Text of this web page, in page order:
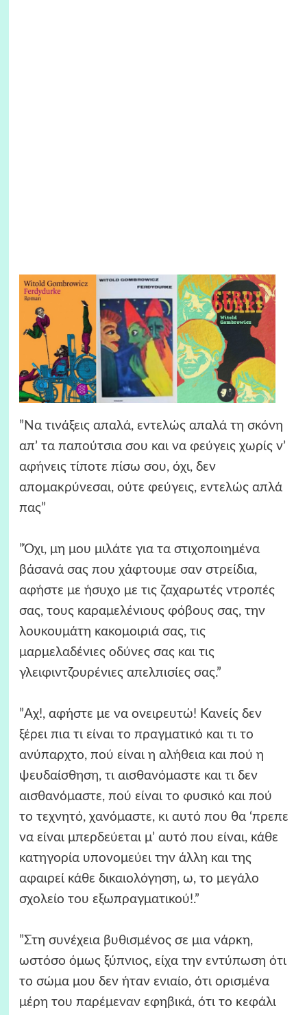
”Να τινάξεις απαλά, εντελώς απαλά τη σκόνη
απ’ τα παπούτσια σου και να φεύγεις χωρίς ν’
αφήνεις τίποτε πίσω σου, όχι, δεν
απομακρύνεσαι, ούτε φεύγεις, εντελώς απλά
πας”
”Όχι, μη μου μιλάτε για τα στιχοποιημένα
βάσανά σας που χάφτουμε σαν στρείδια,
αφήστε με ήσυχο με τις ζαχαρωτές ντροπές
σας, τους καραμελένιους φόβους σας, την
λουκουμάτη κακομοιριά σας, τις
μαρμελαδένιες οδύνες σας και τις
γλειφιντζουρένιες απελπισίες σας.”
”Αχ!, αφήστε με να ονειρευτώ! Κανείς δεν
ξέρει πια τι είναι το πραγματικό και τι το
ανύπαρχτο, πού είναι η αλήθεια και πού η
ψευδαίσθηση, τι αισθανόμαστε και τι δεν
αισθανόμαστε, πού είναι το φυσικό και πού
το τεχνητό, χανόμαστε, κι αυτό που θα ‘πρεπε
να είναι μπερδεύεται μ’ αυτό που είναι, κάθε
κατηγορία υπονομεύει την άλλη και της
αφαιρεί κάθε δικαιολόγηση, ω, το μεγάλο
σχολείο του εξωπραγματικού!.”
”Στη συνέχεια βυθισμένος σε μια νάρκη,
ωστόσο όμως ξύπνιος, είχα την εντύπωση ότι
το σώμα μου δεν ήταν ενιαίο, ότι ορισμένα
μέρη του παρέμεναν εφηβικά, ότι το κεφάλι